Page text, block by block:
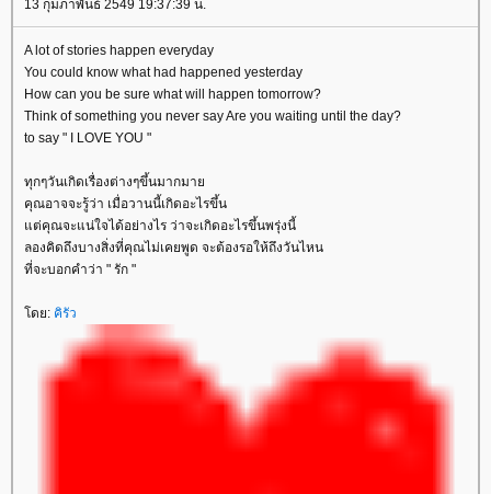
13 กุมภาพันธ์ 2549 19:37:39 น.
A lot of stories happen everyday
You could know what had happened yesterday
How can you be sure what will happen tomorrow?
Think of something you never say Are you waiting until the day?
to say " I LOVE YOU "
ทุกๆวันเกิดเรื่องต่างๆขึ้นมากมาย
คุณอาจจะรู้ว่า เมื่อวานนี้เกิดอะไรขึ้น
แต่คุณจะแน่ใจได้อย่างไร ว่าจะเกิดอะไรขึ้นพรุ่งนี้
ลองคิดถึงบางสิ่งที่คุณไม่เคยพูด จะต้องรอให้ถึงวันไหน
ที่จะบอกคำว่า " รัก "
โดย: คิรัว